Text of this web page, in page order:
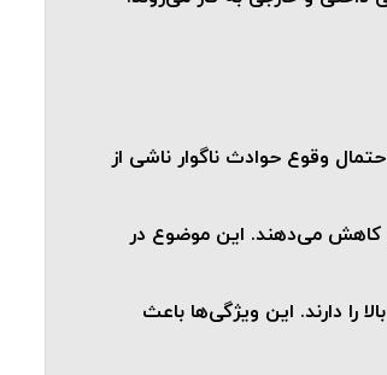
وقوع حوادث ناگوار ناشی از
کاهش می‌دهند. این موضوع در
را دارند. این ویژگی‌ها باعث